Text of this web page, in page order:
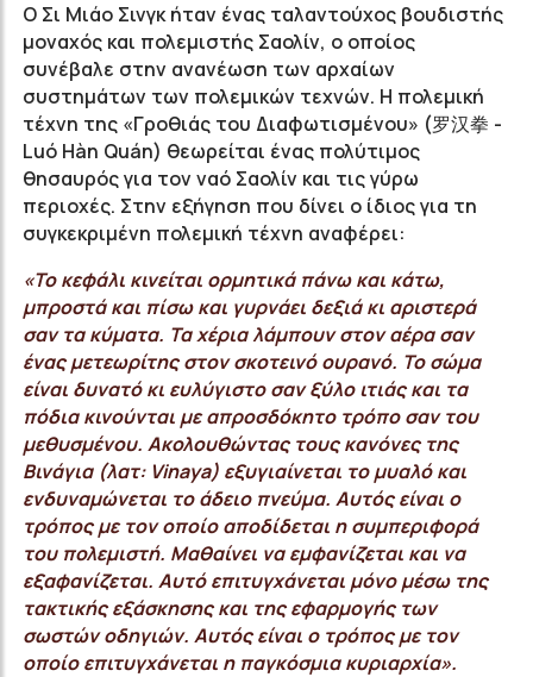
Ο Σι Μιάο Σινγκ ήταν ένας ταλαντούχος βουδιστής
μοναχός και πολεμιστής Σαολίν, ο οποίος
συνέβαλε στην ανανέωση των αρχαίων
συστημάτων των πολεμικών τεχνών. Η πολεμική
τέχνη της «Γροθιάς του Διαφωτισμένου» (罗汉拳 -
Luó Hàn Quán) θεωρείται ένας πολύτιμος
θησαυρός για τον ναό Σαολίν και τις γύρω
περιοχές. Στην εξήγηση που δίνει ο ίδιος για τη
συγκεκριμένη πολεμική τέχνη αναφέρει:
«Το κεφάλι κινείται ορμητικά πάνω και κάτω,
μπροστά και πίσω και γυρνάει δεξιά κι αριστερά
σαν τα κύματα. Τα χέρια λάμπουν στον αέρα σαν
ένας μετεωρίτης στον σκοτεινό ουρανό. Το σώμα
είναι δυνατό κι ευλύγιστο σαν ξύλο ιτιάς και τα
πόδια κινούνται με απροσδόκητο τρόπο σαν του
μεθυσμένου. Ακολουθώντας τους κανόνες της
Βινάγια (λατ: Vinaya) εξυγιαίνεται το μυαλό και
ενδυναμώνεται το άδειο πνεύμα. Αυτός είναι ο
τρόπος με τον οποίο αποδίδεται η συμπεριφορά
του πολεμιστή. Μαθαίνει να εμφανίζεται και να
εξαφανίζεται. Αυτό επιτυγχάνεται μόνο μέσω της
τακτικής εξάσκησης και της εφαρμογής των
σωστών οδηγιών. Αυτός είναι ο τρόπος με τον
οποίο επιτυγχάνεται η παγκόσμια κυριαρχία».